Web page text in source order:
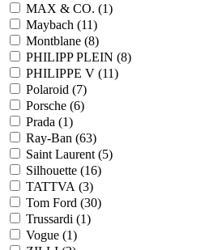
MAX & CO. (1)
Maybach (11)
Montblane (8)
PHILIPP PLEIN (8)
PHILIPPE V (11)
Polaroid (7)
Porsche (6)
Prada (1)
Ray-Ban (63)
Saint Laurent (5)
Silhouette (16)
TATTVA (3)
Tom Ford (30)
Trussardi (1)
Vogue (1)